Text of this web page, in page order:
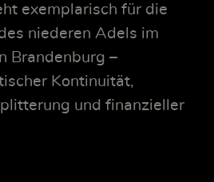
exemplarisch für die
niederen Adels im
Brandenburg –
Kontinuität,
und finanzieller